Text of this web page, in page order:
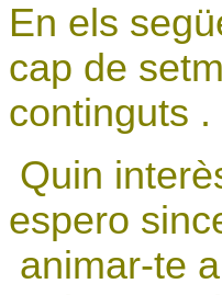
En els
cap de
continguts .
Quin
espero
animar-te